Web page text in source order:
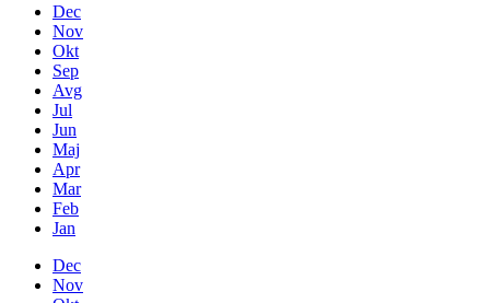
Dec
Nov
Okt
Sep
Avg
Jul
Jun
Maj
Apr
Mar
Feb
Jan
Dec
Nov